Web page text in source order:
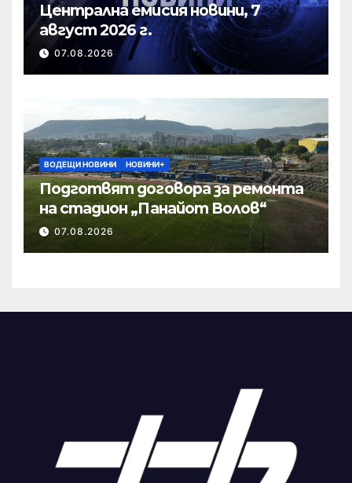
Централна емисия новини, 7
август 2026 г.
07.08.2026
ВОДЕЩИ НОВИНИ НОВИНИ+
Подготвят договора за ремонта
на стадион „Панайот Волов“
07.08.2026